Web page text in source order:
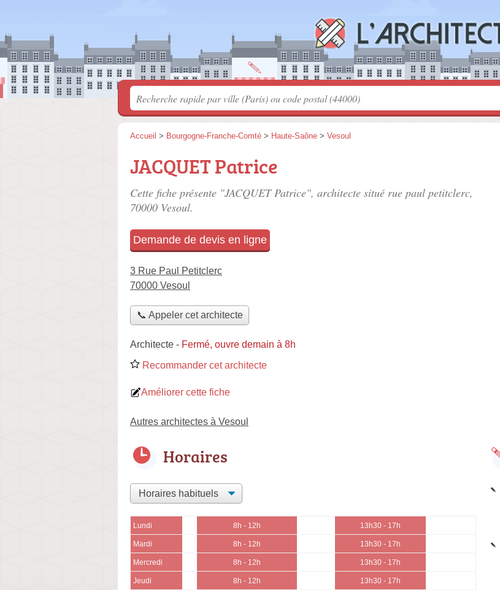
Accueil > Bourgogne-Franche-Comté > Haute-Saône > Vesoul
JACQUET Patrice
Cette fiche présente "JACQUET Patrice", architecte situé rue paul petitclerc,
70000 Vesoul.
Demande de devis en ligne
3 Rue Paul Petitclerc
70000 Vesoul
📞 Appeler cet architecte
Architecte - Fermé, ouvre demain à 8h
Recommander cet architecte
Améliorer cette fiche
Autres architectes à Vesoul
Horaires
Lundi 8h - 12h 13h30 - 17h
Mardi 8h - 12h 13h30 - 17h
Mercredi 8h - 12h 13h30 - 17h
Jeudi 8h - 12h 13h30 - 17h